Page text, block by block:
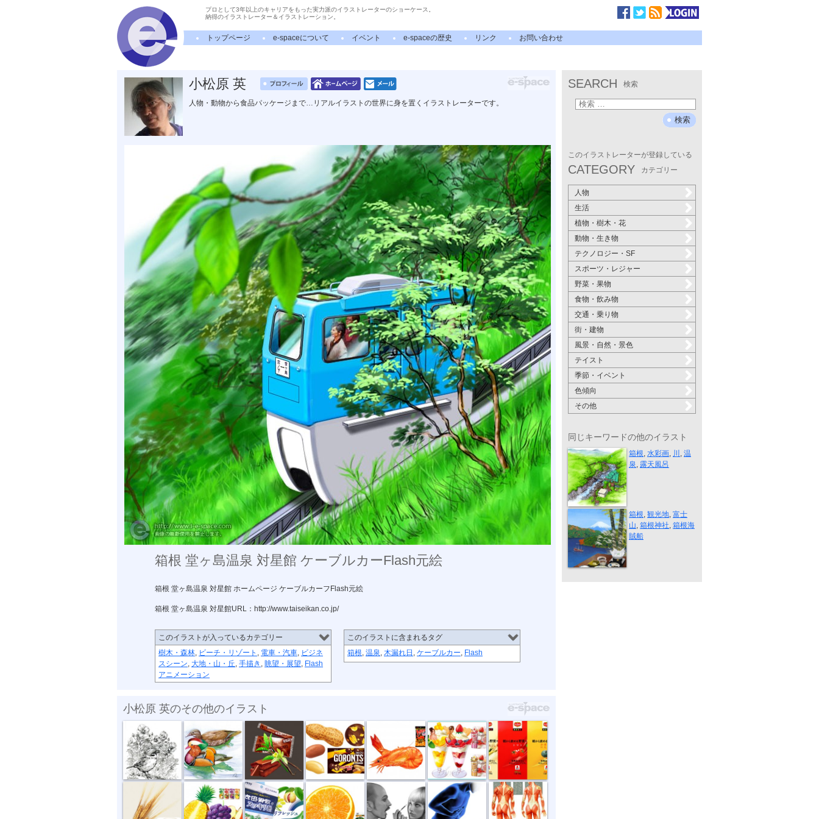
プロとして3年以上のキャリアをもった実力派のイラストレーターのショーケース。
納得のイラストレーター＆イラストレーション。
トップページ e-spaceについて イベント e-spaceの歴史 リンク お問い合わせ
小松原 英
人物・動物から食品パッケージまで…リアルイラストの世界に身を置くイラストレーターです。
箱根 堂ヶ島温泉 対星館 ケーブルカーFlash元絵
箱根 堂ヶ島温泉 対星館 ホームページ ケーブルカーフFlash元絵
箱根 堂ヶ島温泉 対星館URL：http://www.taiseikan.co.jp/
このイラストが入っているカテゴリー
樹木・森林, ビーチ・リゾート , 電車・汽車, ビジネ
スシーン, 大地・山・丘, 手描き , 眺望・展望, Flash
アニメーション
このイラストに含まれるタグ
箱根, 温泉, 木漏れ日 , ケーブルカー, Flash
小松原 英のその他のイラスト
（郵趣サービ... （郵趣サービ... HERSHEY&#821... デルモンテ・...
アサヒ あじ... 農協 ベジタ... サクマ・太田... 農協 フルー... メイク修正化... (コーワ) ト... バンテリン ...
SEARCH 検索
このイラストレーターが登録している
CATEGORY カテゴリー
人物
生活
植物・樹木・花
動物・生き物
テクノロジー・SF
スポーツ・レジャー
野菜・果物
食物・飲み物
交通・乗り物
街・建物
風景・自然・景色
テイスト
季節・イベント
色傾向
その他
同じキーワードの他のイラスト
箱根 堂ヶ島...
箱根, 水彩画, 川 , 温
泉, 露天風呂
箱根
箱根, 観光地, 富士
山, 箱根神社, 箱根海
賊船